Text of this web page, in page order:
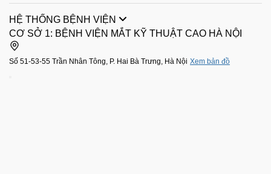
HỆ THỐNG BỆNH VIỆN
CƠ SỞ 1: BỆNH VIỆN MẮT KỸ THUẬT CAO HÀ NỘI
Số 51-53-55 Trần Nhân Tông, P. Hai Bà Trưng, Hà Nội Xem bản đồ